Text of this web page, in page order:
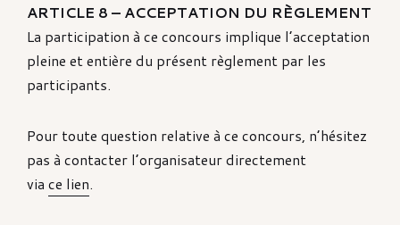
ARTICLE 8 – ACCEPTATION DU RÈGLEMENT
La participation à ce concours implique l’acceptation
pleine et entière du présent règlement par les
participants.
Pour toute question relative à ce concours, n’hésitez
pas à contacter l’organisateur directement
via ce lien.